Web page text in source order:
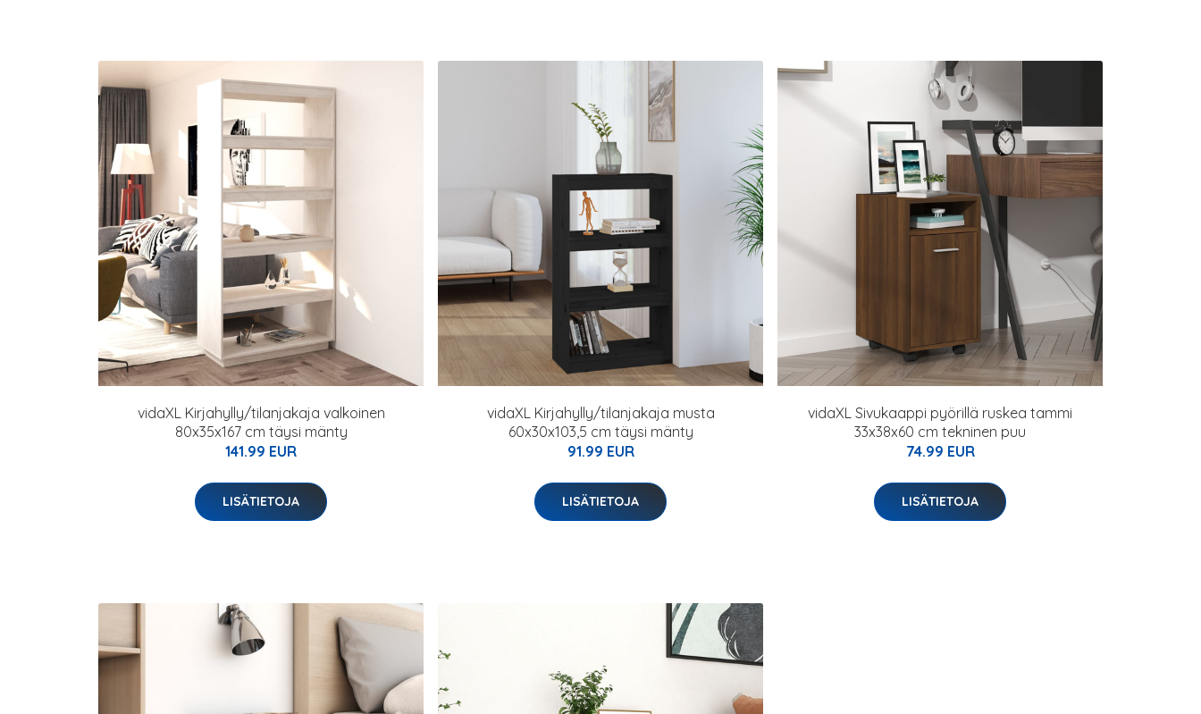
vidaXL Kirjahylly/tilanjakaja valkoinen
80x35x167 cm täysi mänty
141.99 EUR
LISÄTIETOJA
vidaXL Kirjahylly/tilanjakaja musta
60x30x103,5 cm täysi mänty
91.99 EUR
LISÄTIETOJA
vidaXL Sivukaappi pyörillä ruskea tammi
33x38x60 cm tekninen puu
74.99 EUR
LISÄTIETOJA